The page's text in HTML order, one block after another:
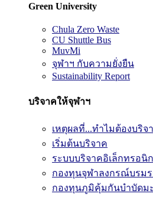
Green University
Chula Zero Waste
CU Shuttle Bus
MuvMi
จุฬาฯ กับความยั่งยืน
Sustainability Report
บริจาคให้จุฬาฯ
เหตุผลที่...ทำไมต้องบริจ
เริ่มต้นบริจาค
ระบบบริจาคอิเล็กทรอนิ
กองทุนจุฬาลงกรณ์บรม
กองทุนภูมิคุ้มกันบำบัดมะ